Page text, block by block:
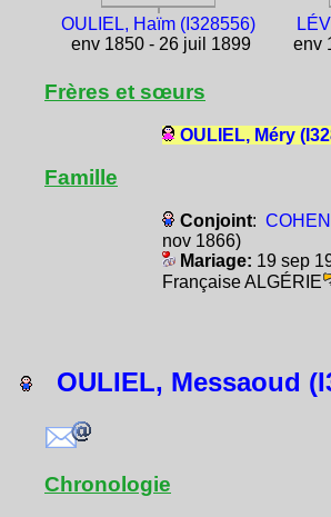
OULIEL, Haïm (I328556)
env 1850 - 26 juil 1899
env
Frères et sœurs
OULIEL, Méry
Famille
Conjoint:
nov 1866)
Mariage: 19 sep
Française ALGÉRIE
OULIEL, Messaoud
Chronologie